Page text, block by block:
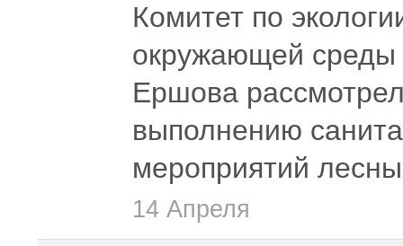
Комитет по
окружающей среды
Ершова
выполнению
мероприятий
14 Апреля